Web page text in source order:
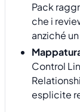
Pack
che i
anziché
Control
esplicite